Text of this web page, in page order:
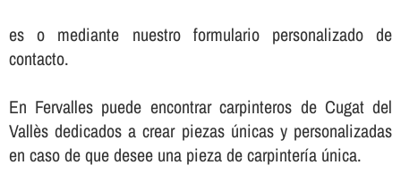
es o mediante nuestro formulario personalizado de
contacto.
En Fervalles puede encontrar carpinteros de Cugat del
Vallès dedicados a crear piezas únicas y personalizadas
en caso de que desee una pieza de carpinterí­a única.